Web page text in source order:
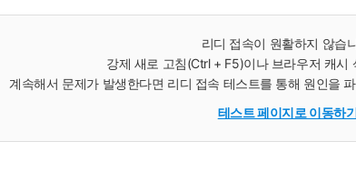
리디 접속이 원활하지 않습
강제 새로 고침(Ctrl + F5)이나 브라우저 캐시
계속해서 문제가 발생한다면 리디 접속 테스트를 통해 원인을
테스트 페이지로 이동하